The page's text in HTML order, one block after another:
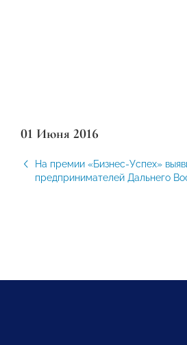
01 Июня 2016
На премии «Бизнес-Успех»
предпринимателей Дальнего